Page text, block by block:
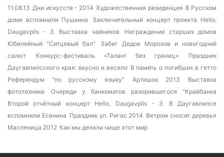
11.08.13 Дни искусств - 2014 Художественная резиденция В Русском
доме вспомнили Пушкина
Заключительный концерт проекта Hello,
Daugavpils - 3
Выставка чайников
Награждение старших домов
Юбилейный "Ситцевый бал"
Забег Дедов Морозов и новогодний
салют
Конкурс-фестиваль «Талант без границ»
Праздник
Даугавпилсского края: вкусно и весело В память о погибших в гетто
Референдум "по русскому языку"
Артишок 2013
Выставка
фототехники
Очереди у банкоматов разорившегося "Крайбанка
Второй отчётный концерт Hello, Daugavpils - 3
В Даугавпилсе
вспомнили Есенина Праздник ул. Ригас 2014 Ветром сносит деревья
Масленица 2012 Как мы делали чище этот мир